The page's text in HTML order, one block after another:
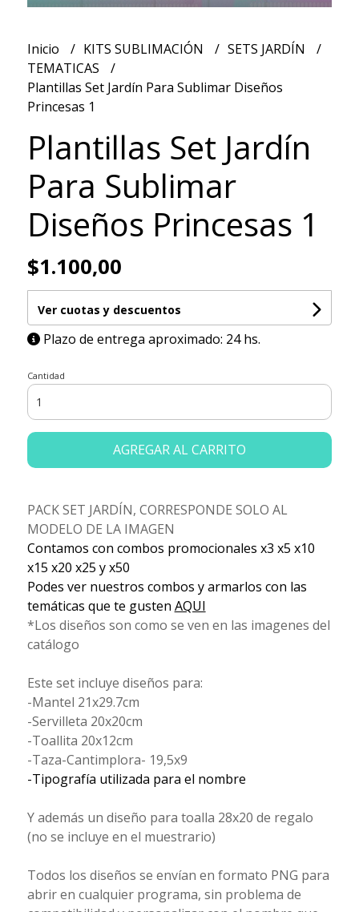
Inicio KITS SUBLIMACIÓN
SETS JARDÍN
TEMATICAS
Plantillas Set Jardín Para Sublimar Diseños
Princesas 1
Plantillas Set Jardín
Para Sublimar
Diseños Princesas 1
$1.100,00
Ver cuotas y descuentos
Plazo de entrega aproximado: 24 hs.
Cantidad
AGREGAR AL CARRITO
PACK SET JARDÍN, CORRESPONDE SOLO AL
MODELO DE LA IMAGEN
Contamos con combos promocionales x3 x5 x10
x15 x20 x25 y x50
Podes ver nuestros combos y armarlos con las
temáticas que te gusten AQUI
*Los diseños son como se ven en las imagenes del
catálogo
Este set incluye diseños para:
-Mantel 21x29.7cm
-Servilleta 20x20cm
-Toallita 20x12cm
-Taza-Cantimplora- 19,5x9
-Tipografía utilizada para el nombre
Y además un diseño para toalla 28x20 de regalo
(no se incluye en el muestrario)
Todos los diseños se envían en formato PNG para
abrir en cualquier programa, sin problema de